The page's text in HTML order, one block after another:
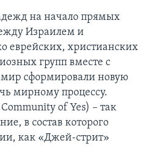
на начало прямых
Израилем и
еврейских, христианских
групп вместе с
сформировали новую
мирному процессу.
of Yes) – так
в состав которого
как «Джей-стрит»